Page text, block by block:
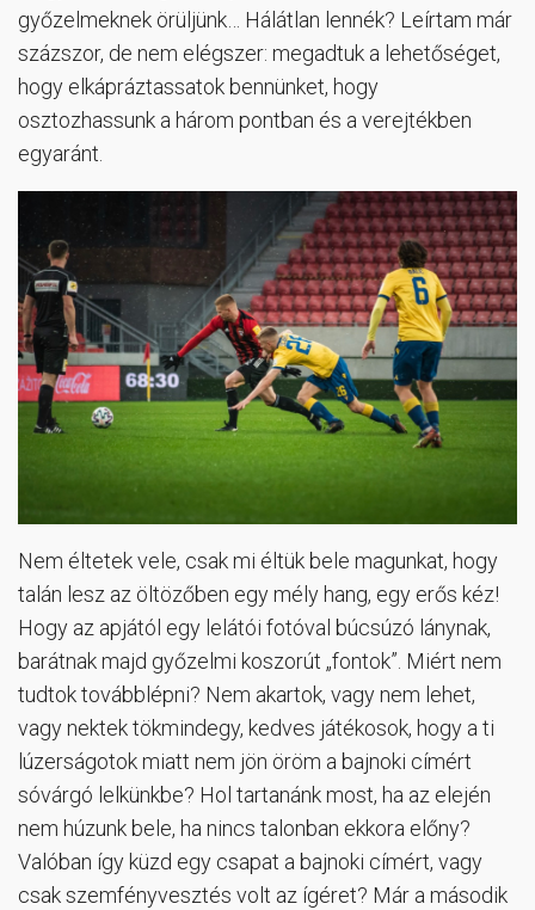
győzelmeknek örüljünk… Hálátlan lennék? Leírtam már
százszor, de nem elégszer: megadtuk a lehetőséget,
hogy elkápráztassatok bennünket, hogy
osztozhassunk a három pontban és a verejtékben
egyaránt.
Nem éltetek vele, csak mi éltük bele magunkat, hogy
talán lesz az öltözőben egy mély hang, egy erős kéz!
Hogy az apjától egy lelátói fotóval búcsúzó lánynak,
barátnak majd győzelmi koszorút „fontok”. Miért nem
tudtok továbblépni? Nem akartok, vagy nem lehet,
vagy nektek tökmindegy, kedves játékosok, hogy a ti
lúzerságotok miatt nem jön öröm a bajnoki címért
sóvárgó lelkünkbe? Hol tartanánk most, ha az elején
nem húzunk bele, ha nincs talonban ekkora előny?
Valóban így küzd egy csapat a bajnoki címért, vagy
csak szemfényvesztés volt az ígéret? Már a második